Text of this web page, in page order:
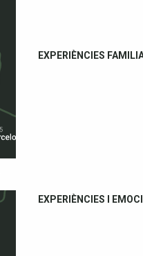
EXPERIÈNCIES
EXPERIÈNCIES I